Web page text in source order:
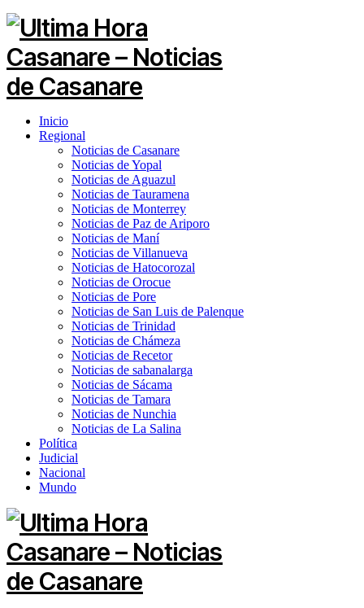
Inicio
Regional
Noticias de Casanare
Noticias de Yopal
Noticias de Aguazul
Noticias de Tauramena
Noticias de Monterrey
Noticias de Paz de Ariporo
Noticias de Maní
Noticias de Villanueva
Noticias de Hatocorozal
Noticias de Orocue
Noticias de Pore
Noticias de San Luis de Palenque
Noticias de Trinidad
Noticias de Chámeza
Noticias de Recetor
Noticias de sabanalarga
Noticias de Sácama
Noticias de Tamara
Noticias de Nunchia
Noticias de La Salina
Política
Judicial
Nacional
Mundo